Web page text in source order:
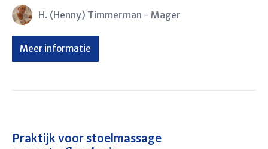
H. (Henny) Timmerman - Mager
Meer informatie
Praktijk voor stoelmassage